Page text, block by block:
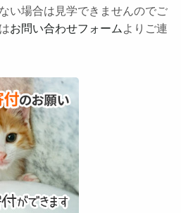
い場合は見学できませんのでご
お問い合わせフォーム よりご連